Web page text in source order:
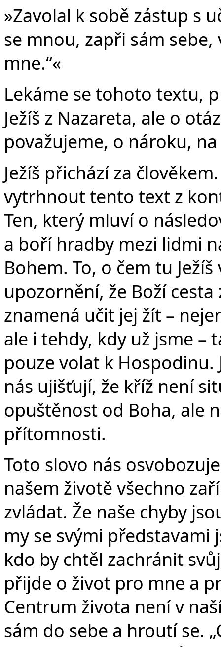
»Zavolal k sobě zástup s
se mnou, zapři sám
mne.“«
Lekáme se tohoto textu,
Ježíš z Nazareta, ale o
považujeme, o nároku,
Ježíš přichází za
vytrhnout tento text z
Ten, který mluví o
a boří hradby mezi lidmi
Bohem. To, o čem tu
upozornění, že Boží cesta
znamená učit jej žít –
ale i tehdy, kdy už jsme –
pouze volat k Hospodinu.
nás ujišťují, že kříž není
opuštěnost od Boha, ale
přítomnosti.
Toto slovo nás
našem životě všechno
zvládat. Že naše chyby
my se svými představami
kdo by chtěl zachránit
přijde o život pro mne a
Centrum života není v
sám do sebe a hroutí se.